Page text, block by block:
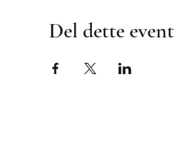
Del dette event